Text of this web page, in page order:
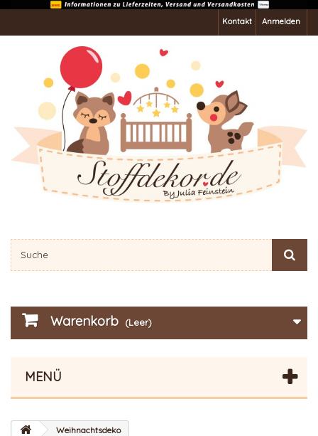
Anmelden
Kontakt
Warenkorb (Leer)
MENÜ
Weihnachtsdeko